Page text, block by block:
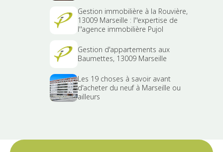
Gestion immobilière à la Rouvière,
13009 Marseille : l''expertise de
l''agence immobilière Pujol
Gestion d'appartements aux
Baumettes, 13009 Marseille
Les 19 choses à savoir avant
d'acheter du neuf à Marseille ou
ailleurs